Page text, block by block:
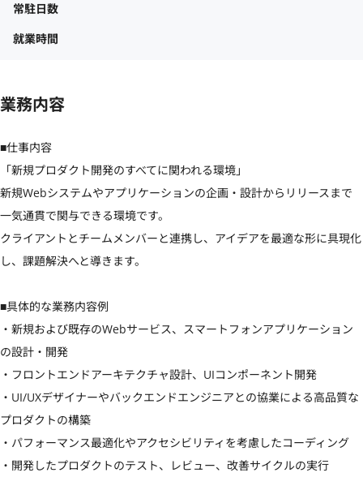
常駐日数
就業時間
業務内容
■仕事内容
「新規プロダクト開発のすべてに関われる環境」
新規Webシステムやアプリケーションの企画・設計からリリースまで
一気通貫で関与できる環境です。
クライアントとチームメンバーと連携し、アイデアを最適な形に具現化
し、課題解決へと導きます。
■具体的な業務内容例
・新規および既存のWebサービス、スマートフォンアプリケーション
の設計・開発
・フロントエンドアーキテクチャ設計、UIコンポーネント開発
・UI/UXデザイナーやバックエンドエンジニアとの協業による高品質な
プロダクトの構築
・パフォーマンス最適化やアクセシビリティを考慮したコーディング
・開発したプロダクトのテスト、レビュー、改善サイクルの実行